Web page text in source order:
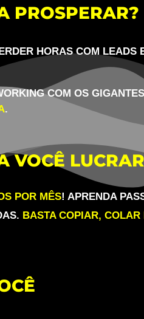
PROSPERAR?
HORAS COM LEADS
COM OS
.
VOCÊ
POR MÊS! APRENDA
BASTA COPIAR, COLAR